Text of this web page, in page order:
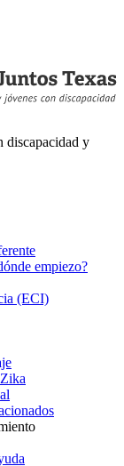
discapacidad y
empiezo?
(ECI)